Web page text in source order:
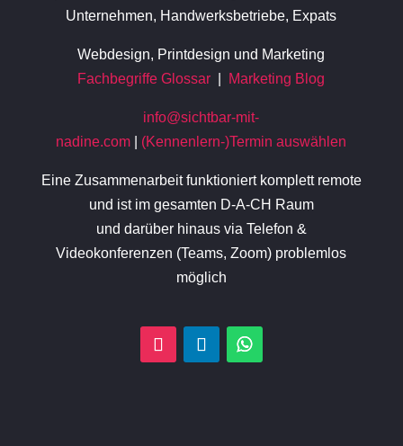
Unternehmen, Handwerksbetriebe, Expats
Webdesign, Printdesign und Marketing
Fachbegriffe Glossar
Marketing Blog
info@sichtbar-mit-
nadine.com
(Kennenlern-)Termin auswählen
Eine Zusammenarbeit funktioniert komplett remote
und ist im gesamten D-A-CH Raum
und darüber hinaus via Telefon &
Videokonferenzen (Teams, Zoom) problemlos
möglich